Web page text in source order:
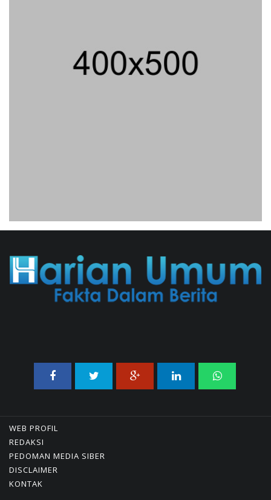
02/08/2026 14:42 WIB || KESEHATAN
Jaksa KPK Limpahkan Kasus
Korupsi Kuota Haji Ke
31/07/2026 18:56 WIB || HUKUM
WEB PROFIL
REDAKSI
PEDOMAN MEDIA SIBER
DISCLAIMER
KONTAK